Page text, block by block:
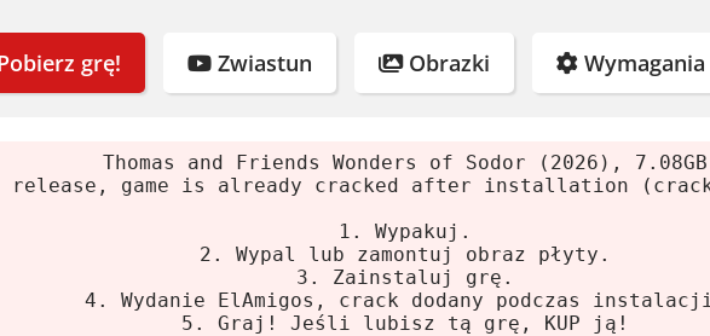
lubisz, kup grę.
systemowe
64-bit Windows 10 lub Windows 11
Intel Core i5-4690 3.5 GHz lub AMD Ryzen 5 1500X 3.7 GHz
NVIDIA GeForce GTX 750 Ti lub AMD Radeon RX 460 (2
grę! Zwiastun Obrazki
Thomas and Friends Wonders of Sodor (2026), 7.08GB
release, game is already cracked after installation (crack
1. Wypakuj.
2. Wypal lub zamontuj obraz płyty.
3. Zainstaluj grę.
4. Wydanie ElAmigos, crack dodany podczas
5. Graj! Jeśli lubisz tą grę, KUP ją!